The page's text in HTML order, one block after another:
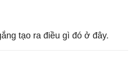
tạo ra điều gì đó ở đây.